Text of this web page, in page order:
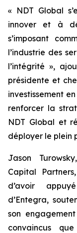
« NDT Global
innover et à
s’imposant
l’industrie des
l’intégrité »,
présidente et
investissement
renforcer la
NDT Global et
déployer le plein
Jason
Capital
d’avoir
d’Entegra,
son
convaincus